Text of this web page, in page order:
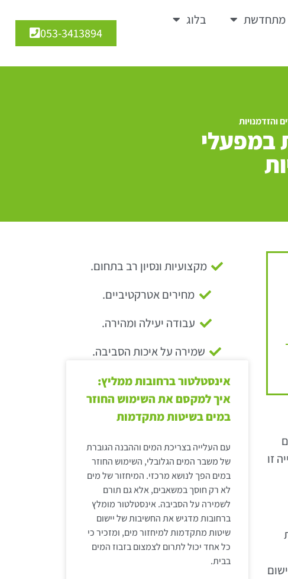
מתחדשת
בלוג
053-3413894
והזדמנויות
במפעלי
זו
מקצועיות ונסיון רב בתחום.
מחירים אטרקטיביים.
עבודה יעילה ומהירה.
שמירה על איכות הסביבה.
אינסטלטור ברחובות ממליץ:
איך למקסם את השימוש החוזר
במים בשיטות מתקדמות
עם העלייה בצריכת המים וההבנה הגוברת
של משבר המים הגלובלי, השימוש החוזר
במים הפך לנושא מרכזי. המיחזור של מים
לא רק חוסך במשאבים, אלא גם תורם
לשמירה על הסביבה. אינסטלטור מומלץ
ברחובות מדגיש את החשיבות של יישום
שיטות מתקדמות למיחזור מים, ומזכיר כי
כל אחד יכול לתרום לצמצום בזבוז המים
בבית.